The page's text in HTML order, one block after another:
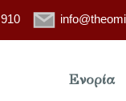
Ενορία